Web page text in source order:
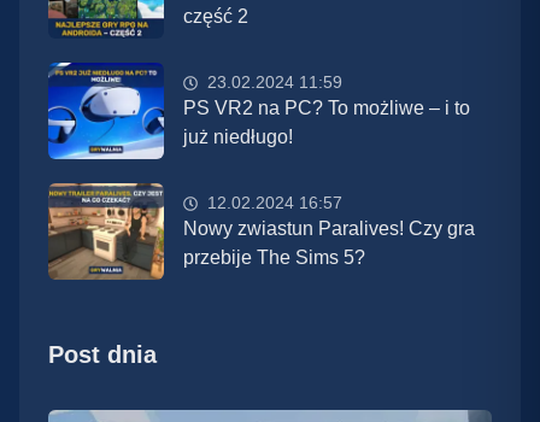
część 2
23.02.2024 11:59
PS VR2 na PC? To możliwe – i to
już niedługo!
12.02.2024 16:57
Nowy zwiastun Paralives! Czy gra
przebije The Sims 5?
Post dnia